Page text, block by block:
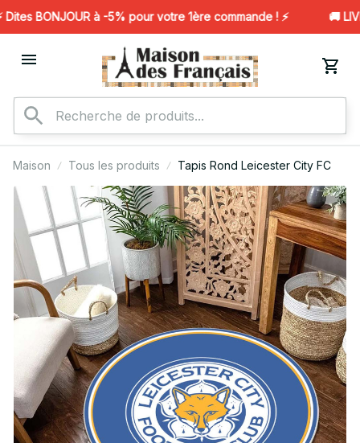
BONJOUR à -5% pour votre 1ère commande ! ⚡️ 🚚
Maison Tous les produits Tapis Rond Leicester City FC